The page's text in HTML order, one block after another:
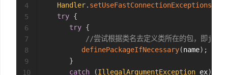
Handler. setUseFastConnectionExceptions
try {
try {
definePackageIfNecessary(name) ;
}
catch
(IllegalArgumentException ex)
4
5
6
7
8
9
10